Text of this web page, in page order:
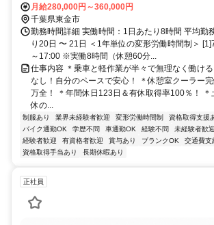
駐車場完備
月給280,000円～360,000円
千葉県東金市
勤務時間詳細 実働時間：1日あたり8時間 平均勤
り20日 〜 21日 ＜1年単位の変形労働時間制＞
～17:00 ※実働8時間（休憩60分...
仕事内容 ＊乗車と軽作業が半々で無理なく働け
なし！自分のペースで安心！ ＊休憩室クーラー
万全！ ＊年間休日123日＆有休取得率100％！ ＊
休の...
制服あり 業界未経験者歓迎 変形労働時間制 資格取得支援
バイク通勤OK
学歴不問 車通勤OK 経験不問 未経験者歓迎
経験者歓迎
有資格者歓迎 賞与あり ブランクOK 交通費支
資格取得手当あり
長期休暇あり
正社員